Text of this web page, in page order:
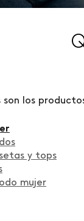
son los
y tops
mujer